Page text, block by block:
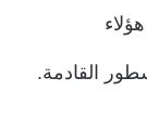
القادمة.